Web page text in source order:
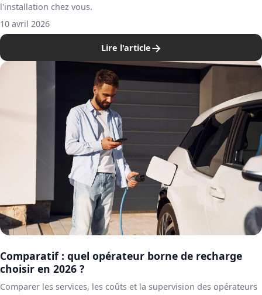
l'installation chez vous.
10 avril 2026
Lire l'article→
Comparatif : quel opérateur borne de recharge
choisir en 2026 ?
Comparer les services, les coûts et la supervision des opérateurs